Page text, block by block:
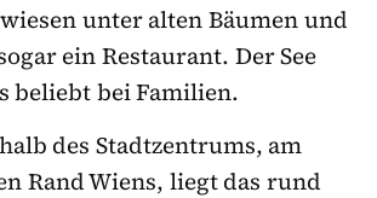
unter alten Bäumen und
ein Restaurant. Der See
beliebt bei Familien.
des Stadtzentrums, am
Rand Wiens, liegt das rund